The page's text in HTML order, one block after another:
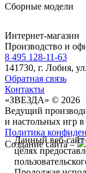
Сборные модели
Интернет-магазин
Производство и
8 495 128-11-63
141730, г. Лобня,
Обратная связь
Контакты
«ЗВЕЗДА» © 2026
Ведущий
и настольных игр
Политика
Создание сайта –
Данный веб-сайт
целях